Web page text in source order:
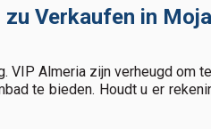
zu Verkaufen in
VIP Almeria zijn verheugd om
te bieden. Houdt u er